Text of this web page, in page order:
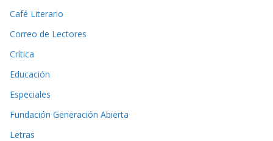
Café Literario
Correo de Lectores
Crítica
Educación
Especiales
Fundación Generación Abierta
Letras